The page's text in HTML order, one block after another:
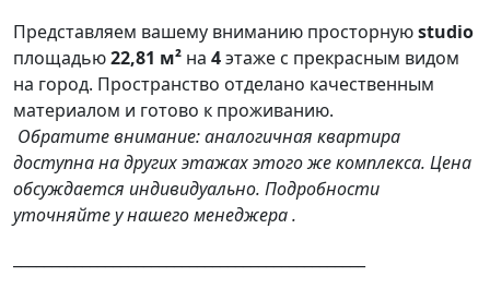
Представляем вашему вниманию просторнуюstudio
площадью22,81 м² на 4этаже с прекрасным видом
на город. Пространство отделано качественным
материалом и готово к проживанию.
Обратите внимание: аналогичная квартира
доступна на других этажах этого же комплекса. Цена
обсуждается индивидуально. Подробности
уточняйте у нашего менеджера .